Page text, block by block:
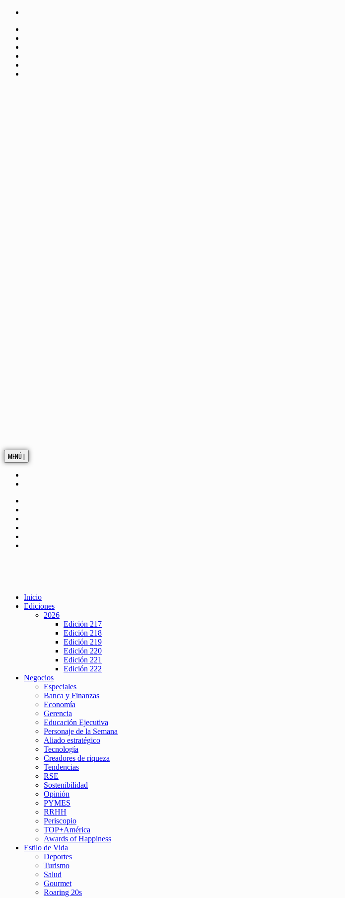
MENÚ |
Inicio
Ediciones
2026
Edición 217
Edición 218
Edición 219
Edición 220
Edición 221
Edición 222
Negocios
Especiales
Banca y Finanzas
Economía
Gerencia
Educación Ejecutiva
Personaje de la Semana
Aliado estratégico
Tecnología
Creadores de riqueza
Tendencias
RSE
Sostenibilidad
Opinión
PYMES
RRHH
Periscopio
TOP+América
Awards of Happiness
Estilo de Vida
Deportes
Turismo
Salud
Gourmet
Roaring 20s